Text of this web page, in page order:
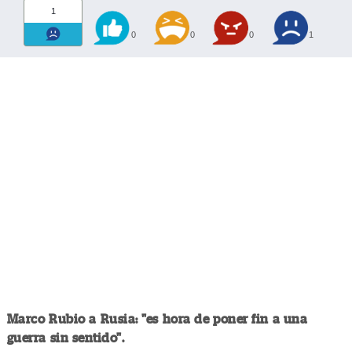
1
0 0 0 1
Marco Rubio a Rusia: "es hora de poner fin a una
guerra sin sentido".